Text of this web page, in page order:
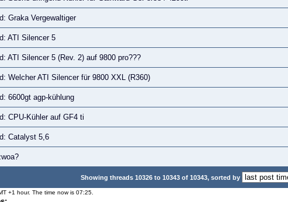
Graka Vergewaltiger
ATI Silencer 5
ATI Silencer 5 (Rev. 2) auf 9800 pro???
Welcher ATI Silencer für 9800 XXL (R360)
6600gt agp-kühlung
CPU-Kühler auf GF4 ti
Catalyst 5,6
Showing threads 10326 to 10343 of 10343, sorted by
+1 hour. The time now is 07:25.